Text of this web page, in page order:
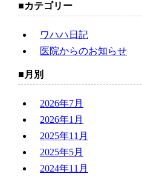
カテゴリー
ワハハ日記
医院からのお知らせ
月別
2026年7月
2026年1月
2025年11月
2025年5月
2024年11月